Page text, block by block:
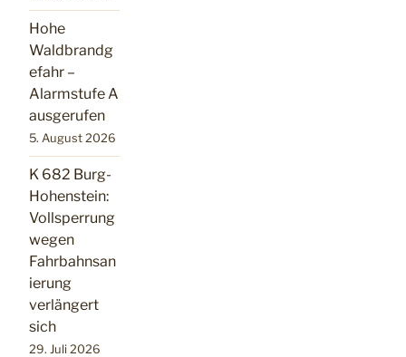
Hohe
Waldbrandg
efahr –
Alarmstufe A
ausgerufen
5. August 2026
K 682 Burg-
Hohenstein:
Vollsperrung
wegen
Fahrbahnsan
ierung
verlängert
sich
29. Juli 2026